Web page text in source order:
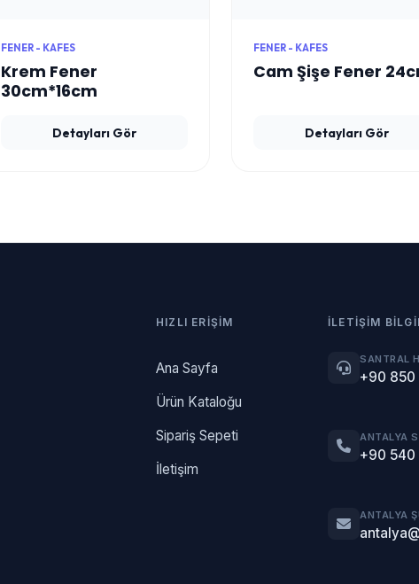
FENER - KAFES
Krem Fener
30cm*16cm
Detayları Gör
FENER - KAFES
Cam Şişe Fener
Detayları Gör
HIZLI ERIŞIM
Ana Sayfa
Ürün Kataloğu
Sipariş Sepeti
İletişim
İLETIŞIM
SANTRAL
+90
ANTALYA
+90 540
ANTALYA